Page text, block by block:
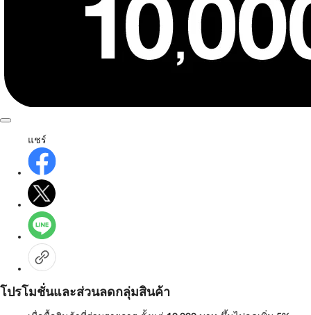
แชร์
โปรโมชั่นและส่วนลดกลุ่มสินค้า